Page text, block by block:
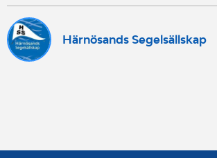
Härnösands Segelsällskap